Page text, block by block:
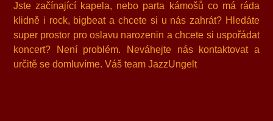
Jste začínající kapela, nebo parta kámošů co má ráda
klidně i rock, bigbeat a chcete si u nás zahrát? Hledáte
super prostor pro oslavu narozenin a chcete si uspořádat
koncert? Není problém. Neváhejte nás kontaktovat a
určitě se domluvíme. Váš team JazzUngelt